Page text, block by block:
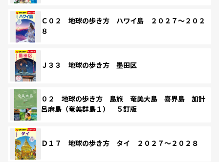
Ｃ０２ 地球の歩き方 ハワイ島 ２０２７～２０２
８
Ｊ３３ 地球の歩き方 墨田区
０２ 地球の歩き方 島旅 奄美大島 喜界島 加計
呂麻島（奄美群島１） ５訂版
Ｄ１７ 地球の歩き方 タイ ２０２７～２０２８